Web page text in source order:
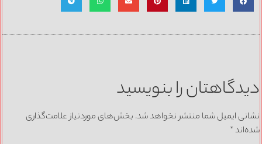
دیدگاهتان را بنویسید
نشانی ایمیل شما منتشر نخواهد شد. بخش‌های موردنیاز علامت‌گذاری
شده‌اند*